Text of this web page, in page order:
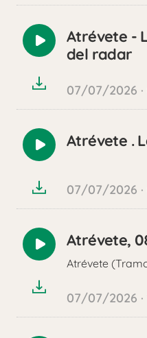
Reproducir
audio
Atrévete -
del radar
07/07/2026 ·
Reproducir
audio
Atrévete .
07/07/2026 ·
Reproducir
audio
Atrévete,
Atrévete
07/07/2026 ·